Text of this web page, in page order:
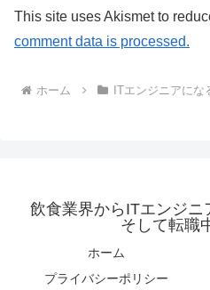
This site uses Akismet to
comment data is processed.
ホーム ITエンジニアにな
飲食業界からITエンジニ
そして転職
ホーム
プライバシーポリシー